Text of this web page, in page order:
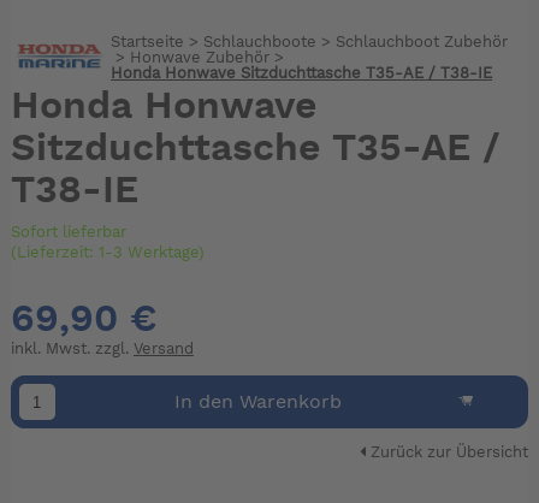
Startseite > Schlauchboote > Schlauchboot Zubehör
> Honwave Zubehör >
Honda Honwave Sitzduchttasche T35-AE / T38-IE
Honda Honwave
Sitzduchttasche T35-AE /
T38-IE
Sofort lieferbar
(Lieferzeit: 1-3 Werktage)
69,90 €
inkl. Mwst. zzgl. Versand
In den Warenkorb
Zurück zur Übersicht